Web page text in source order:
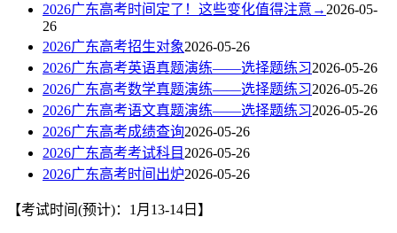
2026广东高考时间定了！这些变化值得注意→ 2026-05-
26
2026广东高考招生对象2026-05-26
2026广东高考英语真题演练——选择题练习2026-05-26
2026广东高考数学真题演练——选择题练习2026-05-26
2026广东高考语文真题演练——选择题练习2026-05-26
2026广东高考成绩查询2026-05-26
2026广东高考考试科目 2026-05-26
2026广东高考时间出炉2026-05-26
【考试时间(预计)：1月13-14日】